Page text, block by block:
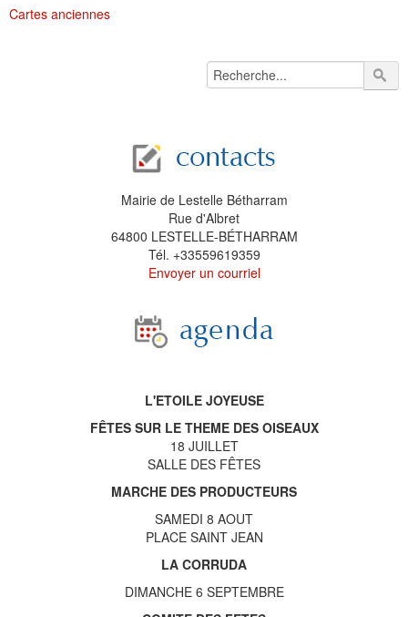
Cartes anciennes
Mairie de Lestelle Bétharram
Rue d'Albret
64800 LESTELLE-BÉTHARRAM
Tél. +33559619359
Envoyer un courriel
L'ETOILE JOYEUSE
FÊTES SUR LE THEME DES OISEAUX
18 JUILLET
SALLE DES FÊTES
MARCHE DES PRODUCTEURS
SAMEDI 8 AOUT
PLACE SAINT JEAN
LA CORRUDA
DIMANCHE 6 SEPTEMBRE